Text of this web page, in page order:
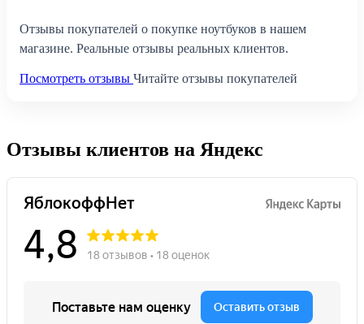
Отзывы покупателей о покупке ноутбуков в нашем
магазине. Реальные отзывы реальных клиентов.
Посмотреть отзывы Читайте отзывы покупателей
Отзывы клиентов на Яндекс